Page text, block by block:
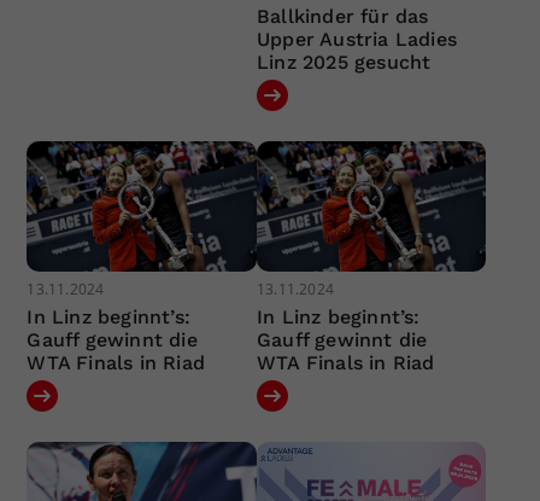
Ballkinder für das
Upper Austria Ladies
Linz 2025 gesucht
13.11.2024
In Linz beginnt’s:
Gauff gewinnt die
WTA Finals in Riad
13.11.2024
In Linz beginnt’s:
Gauff gewinnt die
WTA Finals in Riad